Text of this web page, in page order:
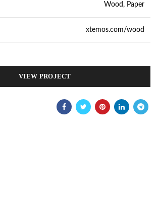
Wood, Paper
xtemos.com/wood
VIEW PROJECT